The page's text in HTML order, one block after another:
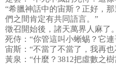
“希臘神話中的宙斯？正好，
們之間肯定有共同語言。”
徵召開始後，諸天萬界人麻了。
死侍：“你管這叫小蜥蜴？它
宙斯：“不當了不當了，我再
黃泉：“什麼？3812把虛數之